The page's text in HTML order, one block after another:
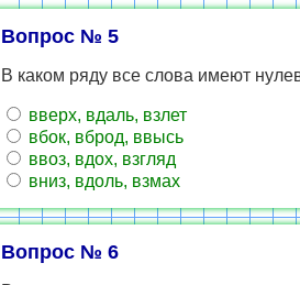
Вопрос № 5
В каком ряду все слова имеют
вверх, вдаль, взлет
вбок, вброд, ввысь
ввоз, вдох, взгляд
вниз, вдоль, взмах
Вопрос № 6